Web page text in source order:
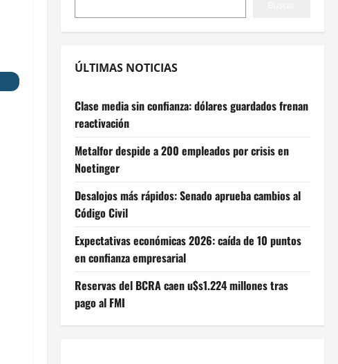
ÚLTIMAS NOTICIAS
Clase media sin confianza: dólares guardados frenan
reactivación
Metalfor despide a 200 empleados por crisis en
Noetinger
Desalojos más rápidos: Senado aprueba cambios al
Código Civil
Expectativas económicas 2026: caída de 10 puntos
en confianza empresarial
Reservas del BCRA caen u$s1.224 millones tras
pago al FMI